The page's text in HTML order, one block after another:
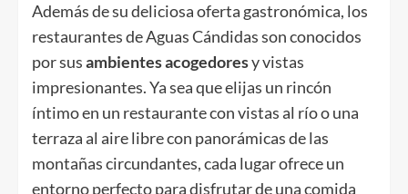
Además de su deliciosa oferta gastronómica, los
restaurantes de Aguas Cándidas son conocidos
por susambientes acogedoresy vistas
impresionantes. Ya sea que elijas un rincón
íntimo en un restaurante con vistas al río o una
terraza al aire libre con panorámicas de las
montañas circundantes, cada lugar ofrece un
entorno perfecto para disfrutar de una comida